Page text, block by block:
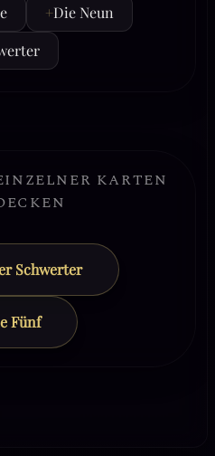
+Die Neun
KARTEN
Schwerter
Fünf